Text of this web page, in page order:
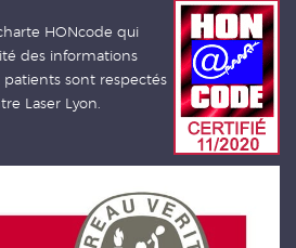
HONcode qui
des informations
sont respectés
Laser Lyon.